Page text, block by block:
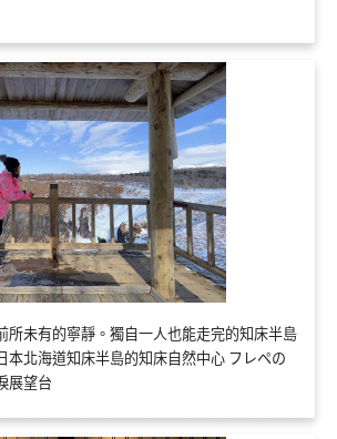
所未有的寧靜。獨自一人也能走完的知床半島
本北海道知床半島的知床自然中心 フレペの
展望台